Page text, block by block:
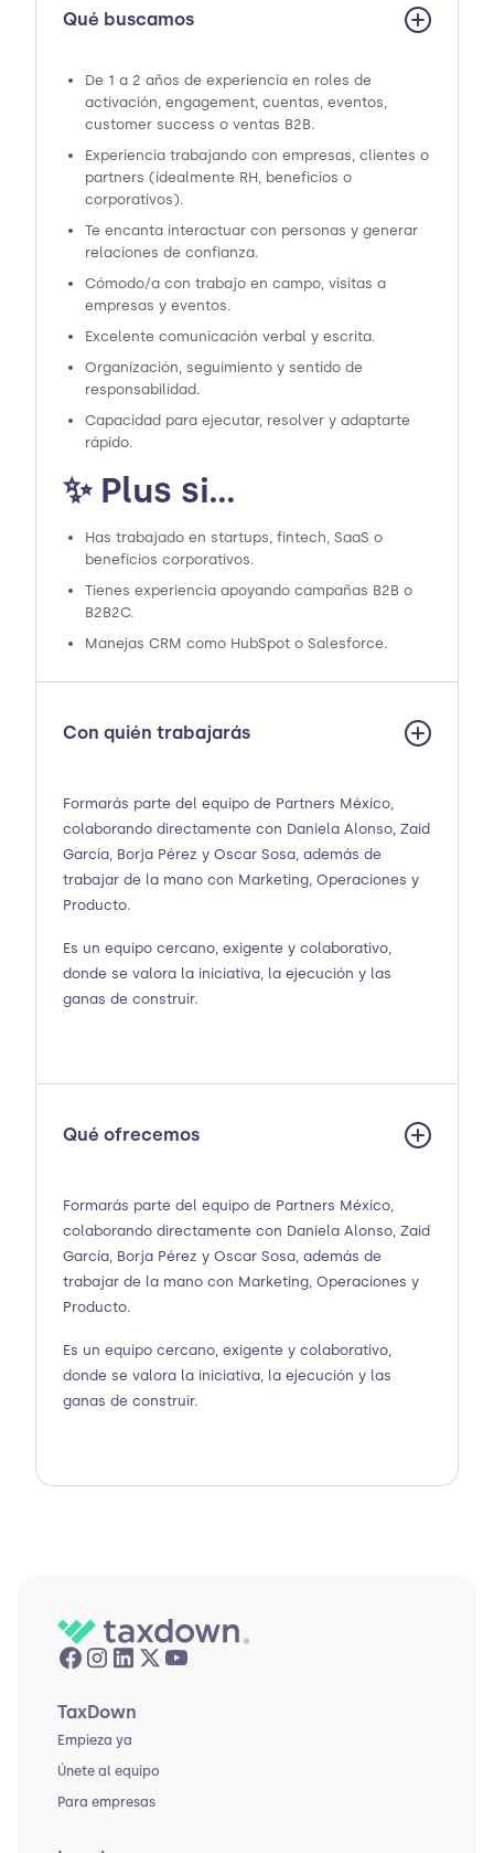
Qué buscamos
De 1 a 2 años de experiencia en roles de
activación, engagement, cuentas, eventos,
customer success o ventas B2B.
Experiencia trabajando con empresas, clientes o
partners (idealmente RH, beneficios o
corporativos).
Te encanta interactuar con personas y generar
relaciones de confianza.
Cómodo/a con trabajo en campo, visitas a
empresas y eventos.
Excelente comunicación verbal y escrita.
Organización, seguimiento y sentido de
responsabilidad.
Capacidad para ejecutar, resolver y adaptarte
rápido.
✨ Plus si…
Has trabajado en startups, fintech, SaaS o
beneficios corporativos.
Tienes experiencia apoyando campañas B2B o
B2B2C.
Manejas CRM como HubSpot o Salesforce.
Con quién trabajarás
Formarás parte del equipo de Partners México,
colaborando directamente con Daniela Alonso, Zaid
García, Borja Pérez y Oscar Sosa, además de
trabajar de la mano con Marketing, Operaciones y
Producto.
Es un equipo cercano, exigente y colaborativo,
donde se valora la iniciativa, la ejecución y las
ganas de construir.
Qué ofrecemos
Formarás parte del equipo de Partners México,
colaborando directamente con Daniela Alonso, Zaid
García, Borja Pérez y Oscar Sosa, además de
trabajar de la mano con Marketing, Operaciones y
Producto.
Es un equipo cercano, exigente y colaborativo,
donde se valora la iniciativa, la ejecución y las
ganas de construir.
TaxDown
Empieza ya
Únete al equipo
Para empresas